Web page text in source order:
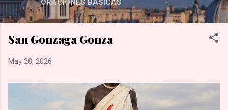
ORACIONES BASICAS
San Gonzaga Gonza
May 28, 2026